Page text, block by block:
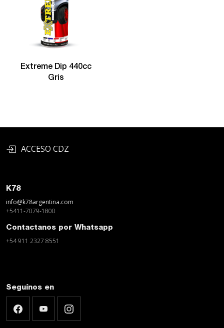
Extreme Dip 440cc
Gris
ACCESO CDZ
K78
info@k78argentina.com
+5411-7079-1800
Contactanos por Whatsapp
+54 911 2327 8551
Seguínos en